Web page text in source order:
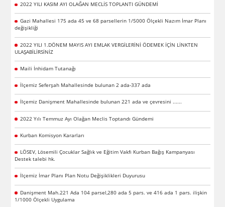
2022 YILI KASIM AYI OLAĞAN MECLİS TOPLANTI GÜNDEMİ
Gazi Mahallesi 175 ada 45 ve 68 parsellerin 1/5000 Ölçekli Nazım İmar Planı
değişikliği
2022 YILI 1.DÖNEM MAYIS AYI EMLAK VERGİLERİNİ ÖDEMEK İÇİN LİNKTEN
ULAŞABİLİRSİNİZ
Maili İnhidam Tutanağı
İlçemiz Seferşah Mahallesinde bulunan 2 ada-337 ada
İlçemiz Danişment Mahallesinde bulunan 221 ada ve çevresini ......
2022 Yılı Temmuz Ayı Olağan Meclis Toptandı Gündemi
Kurban Komisyon Kararları
LÖSEV, Lösemili Çocuklar Sağlık ve Eğitim Vakfı Kurban Bağış Kampanyası
Destek talebi hk.
İlçemiz İmar Planı Plan Notu Değişiklikleri Duyurusu
Danişment Mah.221 Ada 104 parsel,280 ada 5 pars. ve 416 ada 1 pars. ilişkin
1/1000 Ölçekli Uygulama